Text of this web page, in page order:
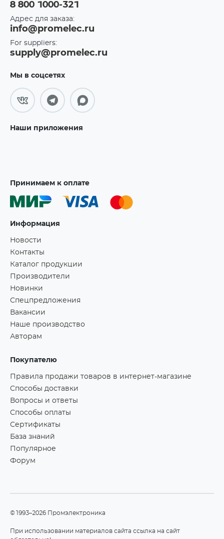
8 800 1000-321
Адрес для заказа:
info@promelec.ru
For suppliers:
supply@promelec.ru
Мы в соцсетях
Наши приложения
Принимаем к оплате
Информация
Новости
Контакты
Каталог продукции
Производители
Новинки
Спецпредложения
Вакансии
Наше производство
Авторам
Покупателю
Правила продажи товаров в интернет-магазине
Способы доставки
Вопросы и ответы
Способы оплаты
Сертификаты
База знаний
Популярное
Форум
©1993–2026 Промэлектроника
При использовании материалов сайта ссылка на сайт